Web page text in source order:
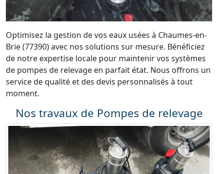
Optimisez la gestion de vos eaux usées à Chaumes-en-
Brie (77390) avec nos solutions sur mesure. Bénéficiez
de notre expertise locale pour maintenir vos systèmes
de pompes de relevage en parfait état. Nous offrons un
service de qualité et des devis personnalisés à tout
moment.
Nos travaux de Pompes de relevage